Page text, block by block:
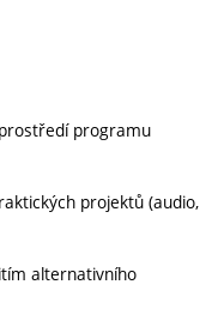
programu
projektů (audio,
alternativního